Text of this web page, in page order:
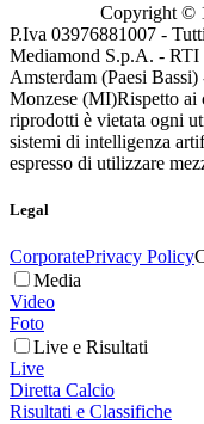
Copyright ©
P.Iva 03976881007 -
Mediamond S.p.A. - RTI
Amsterdam (Paesi
Monzese (MI)Rispetto ai
riprodotti è vietata ogni
sistemi di intelligenza
espresso di utilizzare
Legal
CorporatePrivacy Policy
Media
Video
Foto
Live e Risultati
Live
Diretta Calcio
Risultati e Classifiche